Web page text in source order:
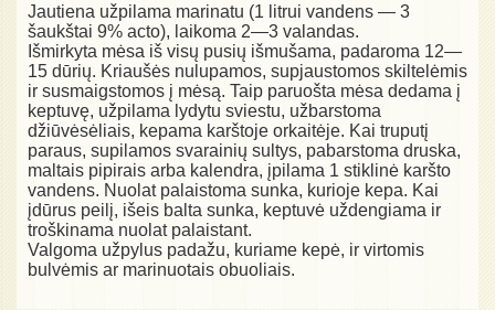
Jautiena užpilama marinatu (1 litrui vandens — 3
šaukštai 9% acto), laikoma 2—3 valandas.
Išmirkyta mėsa iš visų pusių išmušama, padaroma 12—
15 dūrių. Kriaušės nulupamos, supjaustomos skiltelėmis
ir susmaigstomos į mėsą. Taip paruošta mėsa dedama į
keptuvę, užpilama lydytu sviestu, užbarstoma
džiūvėsėliais, kepama karštoje orkaitėje. Kai truputį
paraus, supilamos svarainių sultys, pabarstoma druska,
maltais pipirais arba kalendra, įpilama 1 stiklinė karšto
vandens. Nuolat palaistoma sunka, kurioje kepa. Kai
įdūrus peilį, išeis balta sunka, keptuvė uždengiama ir
troškinama nuolat palaistant.
Valgoma užpylus padažu, kuriame kepė, ir virtomis
bulvėmis ar marinuotais obuoliais.